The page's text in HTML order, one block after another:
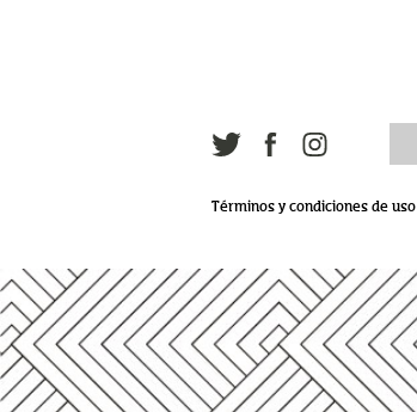
Términos y condiciones de uso